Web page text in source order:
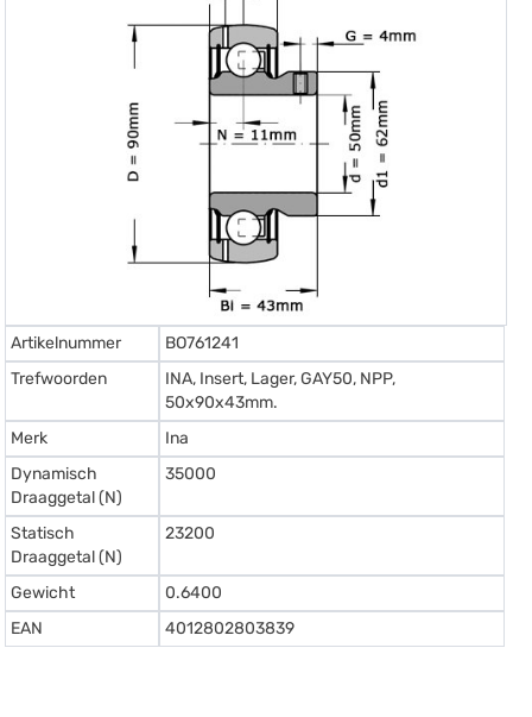
Artikelnummer
BO761241
Trefwoorden
INA, Insert, Lager, GAY50, NPP,
50x90x43mm.
Merk
Ina
Dynamisch
Draaggetal (N)
35000
Statisch
Draaggetal (N)
23200
Gewicht
0.6400
EAN
4012802803839